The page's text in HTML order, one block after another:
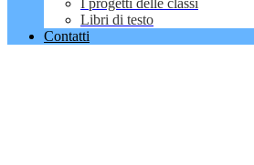
I progetti delle classi
Libri di testo
Contatti